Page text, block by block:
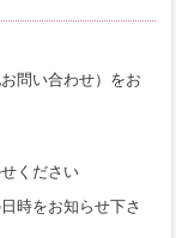
問い合わせ）をお
ください
時をお知らせ下さ